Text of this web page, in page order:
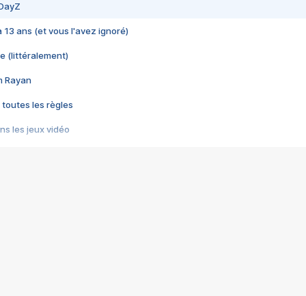
13 ans (et vous l'avez ignoré)
(littéralement)
Rayan
toutes les règles
les jeux vidéo